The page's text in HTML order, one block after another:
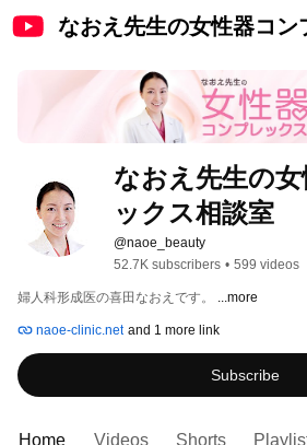
なおえ先生の女性器コン
なおえ先生の
ックス相談室
@naoe_beauty
52.7K subscribers • 599 videos
婦人科形成医の喜田なおえです。 ...more
naoe-clinic.net and 1 more link
Subscribe
Home Videos Shorts